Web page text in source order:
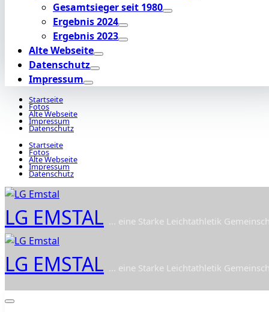
Gesamtsieger seit 1980
Ergebnis 2024
Ergebnis 2023
Alte Webseite
Datenschutz
Impressum
Startseite
Fotos
Alte Webseite
Impressum
Datenschutz
Startseite
Fotos
Alte Webseite
Impressum
Datenschutz
LG EMSTAL ... eine Starke Leichtathletik
LG EMSTAL ... eine Starke Leichtathletik